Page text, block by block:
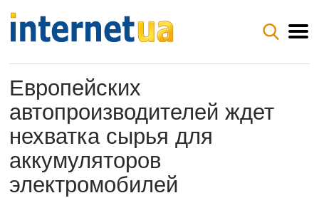
Европейских
автопроизводителей ждет
нехватка сырья для
аккумуляторов
электромобилей